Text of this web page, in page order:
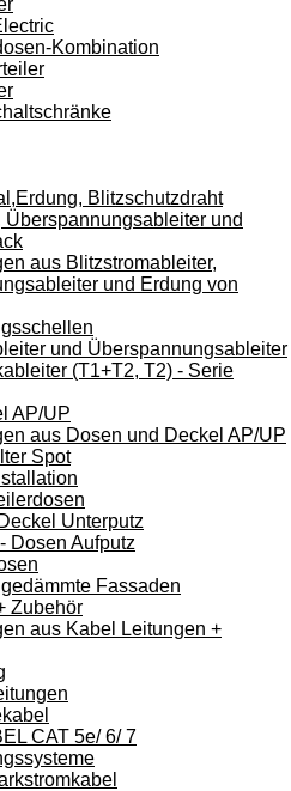
Kombination
Blitzschutzdraht
Überspannungsableiter und
aus Blitzstromableiter,
und Erdung von
und Überspannungsableiter
(T1+T2, T2) - Serie
AP/UP
aus Dosen und Deckel AP/UP
Spot
Unterputz
Dosen Aufputz
Fassaden
Zubehör
aus Kabel Leitungen +
CAT 5e/ 6/ 7